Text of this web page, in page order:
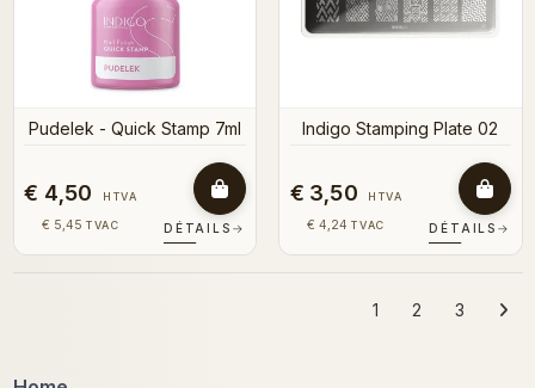
Pudelek - Quick Stamp 7ml
€ 4,50 HTVA
€ 5,45 TVAC DÉTAILS →
Indigo Stamping Plate 02
€ 3,50 HTVA
€ 4,24 TVAC DÉTAILS →
1 2 3